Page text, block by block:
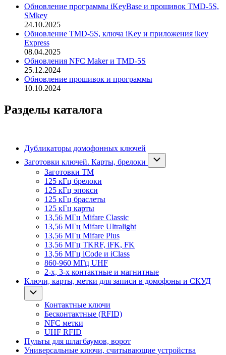
Обновление программы iKeyBase и прошивок TMD-5S,
SMkey
24.10.2025
Обновление TMD-5S, ключа iKey и приложения ikey
Express
08.04.2025
Обновления NFC Maker и TMD-5S
25.12.2024
Обновление прошивок и программы
10.10.2024
Разделы каталога
Дубликаторы домофонных ключей
Заготовки ключей. Карты, брелоки
Заготовки ТМ
125 кГц брелоки
125 кГц эпокси
125 кГц браслеты
125 кГц карты
13,56 МГц Mifare Classic
13,56 МГц Mifare Ultralight
13,56 МГц Mifare Plus
13,56 МГц TKRF, iFK, FK
13,56 МГц iCode и iClass
860-960 МГц UHF
2-х, 3-х контактные и магнитные
Ключи, карты, метки для записи в домофоны и СКУД
Контактные ключи
Бесконтактные (RFID)
NFC метки
UHF RFID
Пульты для шлагбаумов, ворот
Универсальные ключи, считывающие устройства